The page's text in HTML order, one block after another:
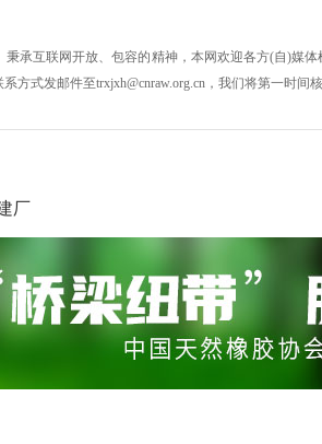
承互联网开放、包容的精神，本网欢迎各方(自)
式发邮件至trxjxh@cnraw.org.cn，我们将第一时间核
厂